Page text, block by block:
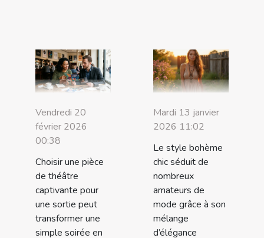
Vendredi 20
février 2026
00:38
Choisir une pièce
de théâtre
captivante pour
une sortie peut
transformer une
simple soirée en
Mardi 13 janvier
2026 11:02
Le style bohème
chic séduit de
nombreux
amateurs de
mode grâce à son
mélange
d’élégance